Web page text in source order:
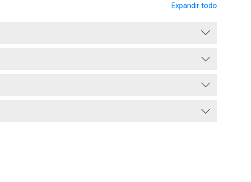
Expandir todo